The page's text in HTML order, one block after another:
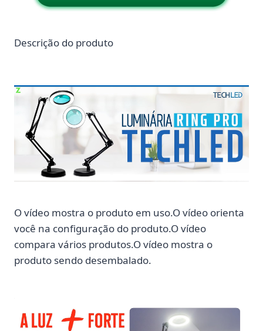
Descrição do produto
O vídeo mostra o produto em uso.O vídeo orienta
você na configuração do produto.O vídeo
compara vários produtos.O vídeo mostra o
produto sendo desembalado.